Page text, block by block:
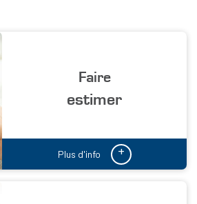
Faire
estimer
Plus d'info +